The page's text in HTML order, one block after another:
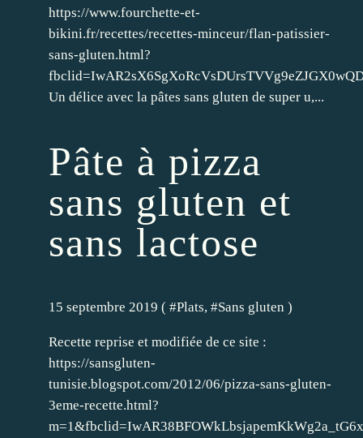
https://www.fourchette-et-
bikini.fr/recettes/recettes-minceur/flan-patissier-
sans-gluten.html?
Un délice avec la pâtes sans gluten de super u,...
Pâte à pizza
sans gluten et
sans lactose
15 septembre 2019 ( #Plats, #Sans gluten )
Recette reprise et modifiée de ce site :
https://sansgluten-
tunisie.blogspot.com/2012/06/pizza-sans-gluten-
3eme-recette.html?